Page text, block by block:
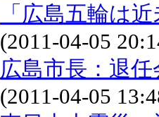
「広島五輪は
(2011-04-05
広島市長：退
(2011-04-05